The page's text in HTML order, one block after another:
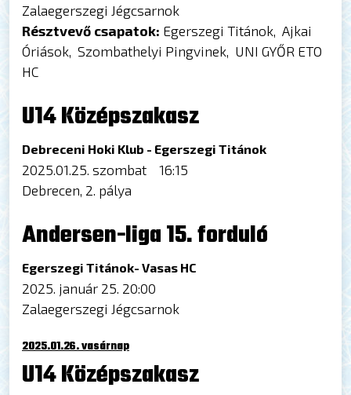
Zalaegerszegi Jégcsarnok
Résztvevő csapatok: Egerszegi Titánok, Ajkai
Óriások, Szombathelyi Pingvinek, UNI GYŐR ETO
HC
U14 Középszakasz
Debreceni Hoki Klub - Egerszegi Titánok
2025.01.25. szombat 16:15
Debrecen, 2. pálya
Andersen-liga 15. forduló
Egerszegi Titánok- Vasas HC
2025. január 25. 20:00
Zalaegerszegi Jégcsarnok
2025.01.26. vasárnap
U14 Középszakasz